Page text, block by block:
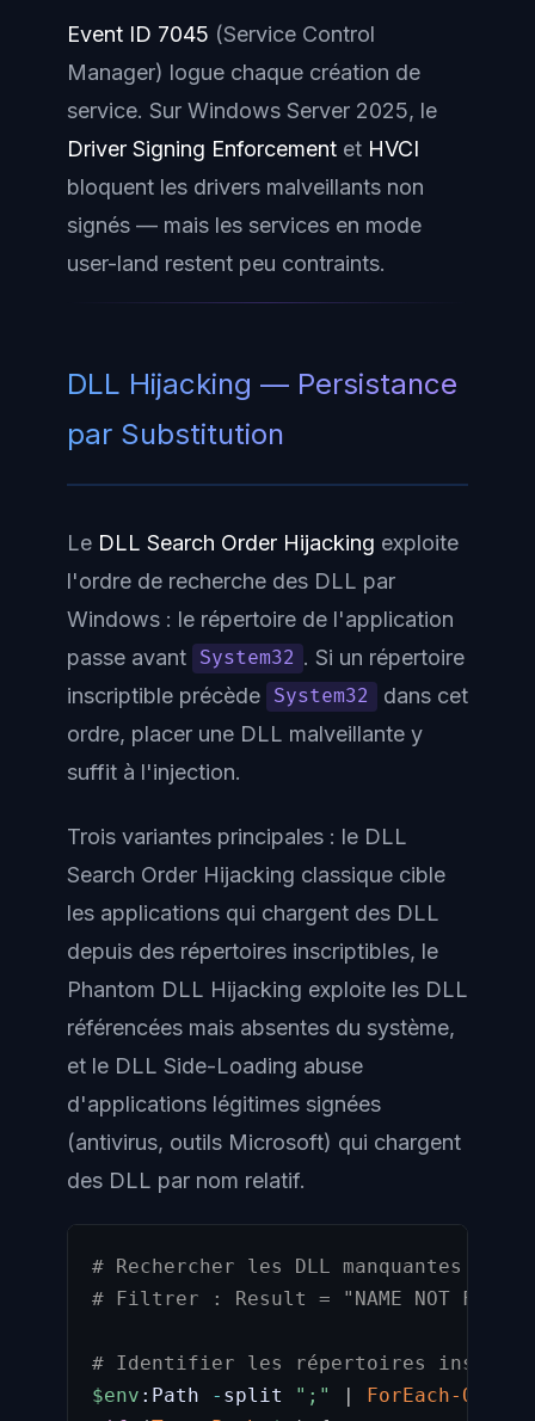
Event ID 7045 (Service Control
Manager) logue chaque création de
service. Sur Windows Server 2025, le
Driver Signing Enforcement et HVCI
bloquent les drivers malveillants non
signés — mais les services en mode
user-land restent peu contraints.
DLL Hijacking — Persistance
par Substitution
Le DLL Search Order Hijacking exploite
l'ordre de recherche des DLL par
Windows : le répertoire de l'application
passe avant System32 . Si un répertoire
inscriptible précède System32
dans cet
ordre, placer une DLL malveillante y
suffit à l'injection.
Trois variantes principales : le DLL
Search Order Hijacking classique cible
les applications qui chargent des DLL
depuis des répertoires inscriptibles, le
Phantom DLL Hijacking exploite les DLL
référencées mais absentes du système,
et le DLL Side-Loading abuse
d'applications légitimes signées
(antivirus, outils Microsoft) qui chargent
des DLL par nom relatif.
# Rechercher les DLL manquantes
# Filtrer : Result = "NAME NOT
# Identifier les répertoires
$env :Path - split ";" |
ForEach-Object